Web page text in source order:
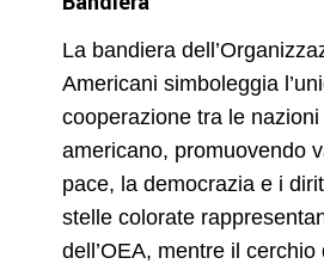
La bandiera
Americani simboleggia
cooperazione tra le
americano, promuovendo
pace, la democrazia e i
stelle colorate
dell’OEA, mentre il cerchio